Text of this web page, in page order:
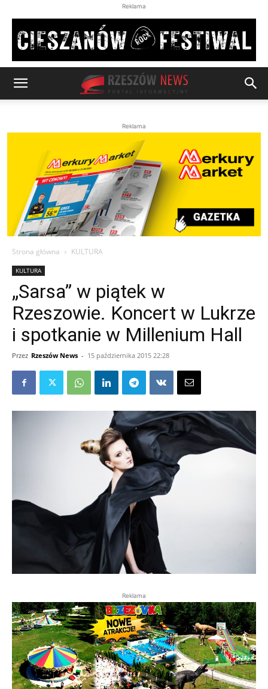
Reklama
Reklama
Strona główna KULTURA
KULTURA
„Sarsa” w piątek w
Rzeszowie. Koncert w Lukrze
i spotkanie w Millenium Hall
Przez Rzeszów News - 15 października 2015 22:28
Reklama